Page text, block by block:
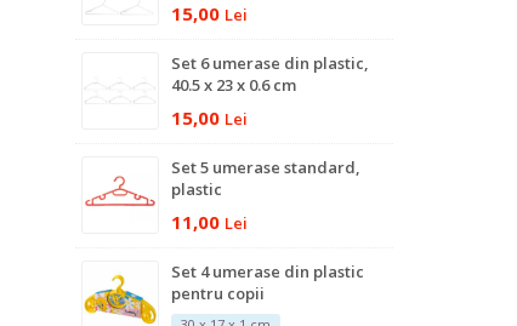
15,00 Lei
Set 6 umerase din plastic,
40.5 x 23 x 0.6 cm
15,00 Lei
Set 5 umerase standard,
plastic
11,00 Lei
Set 4 umerase din plastic
pentru copii